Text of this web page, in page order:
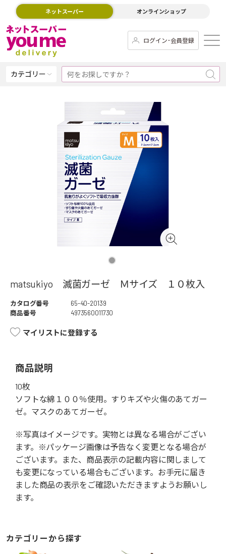
ネットスーパー オンラインショップ
ログイン･会員登録
カテゴリー
matsukiyo 滅菌ガーゼ Ｍサイズ １０枚入
カタログ番号
65-40-20139
商品番号
4973560011730
マイリストに登録する
商品説明
10枚
ソフトな綿１００％使用。すりキズや火傷のあてガー
ゼ。マスクのあてガーゼ。
※写真はイメージです。実物とは異なる場合がござい
ます。※パッケージ画像は予告なく変更となる場合が
ございます。また、商品表示の記載内容に関しまして
も変更になっている場合もございます。お手元に届き
ました商品の表示をご確認いただきますようお願いし
ます。
カテゴリーから探す